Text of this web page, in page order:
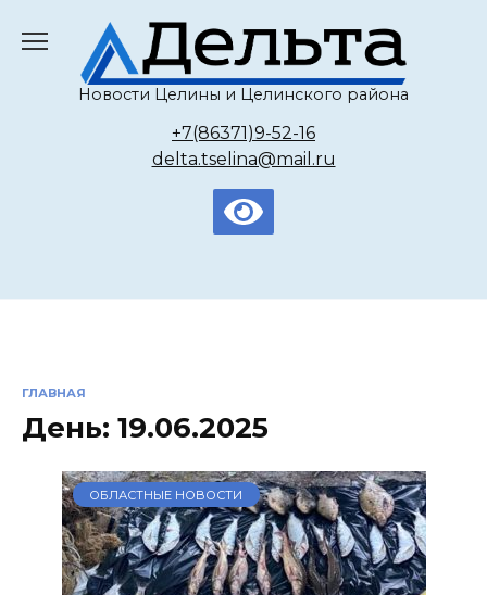
содержанию
Новости Целины и Целинского района
+7(86371)9-52-16
delta.tselina@mail.ru
ГЛАВНАЯ
День: 19.06.2025
ОБЛАСТНЫЕ НОВОСТИ